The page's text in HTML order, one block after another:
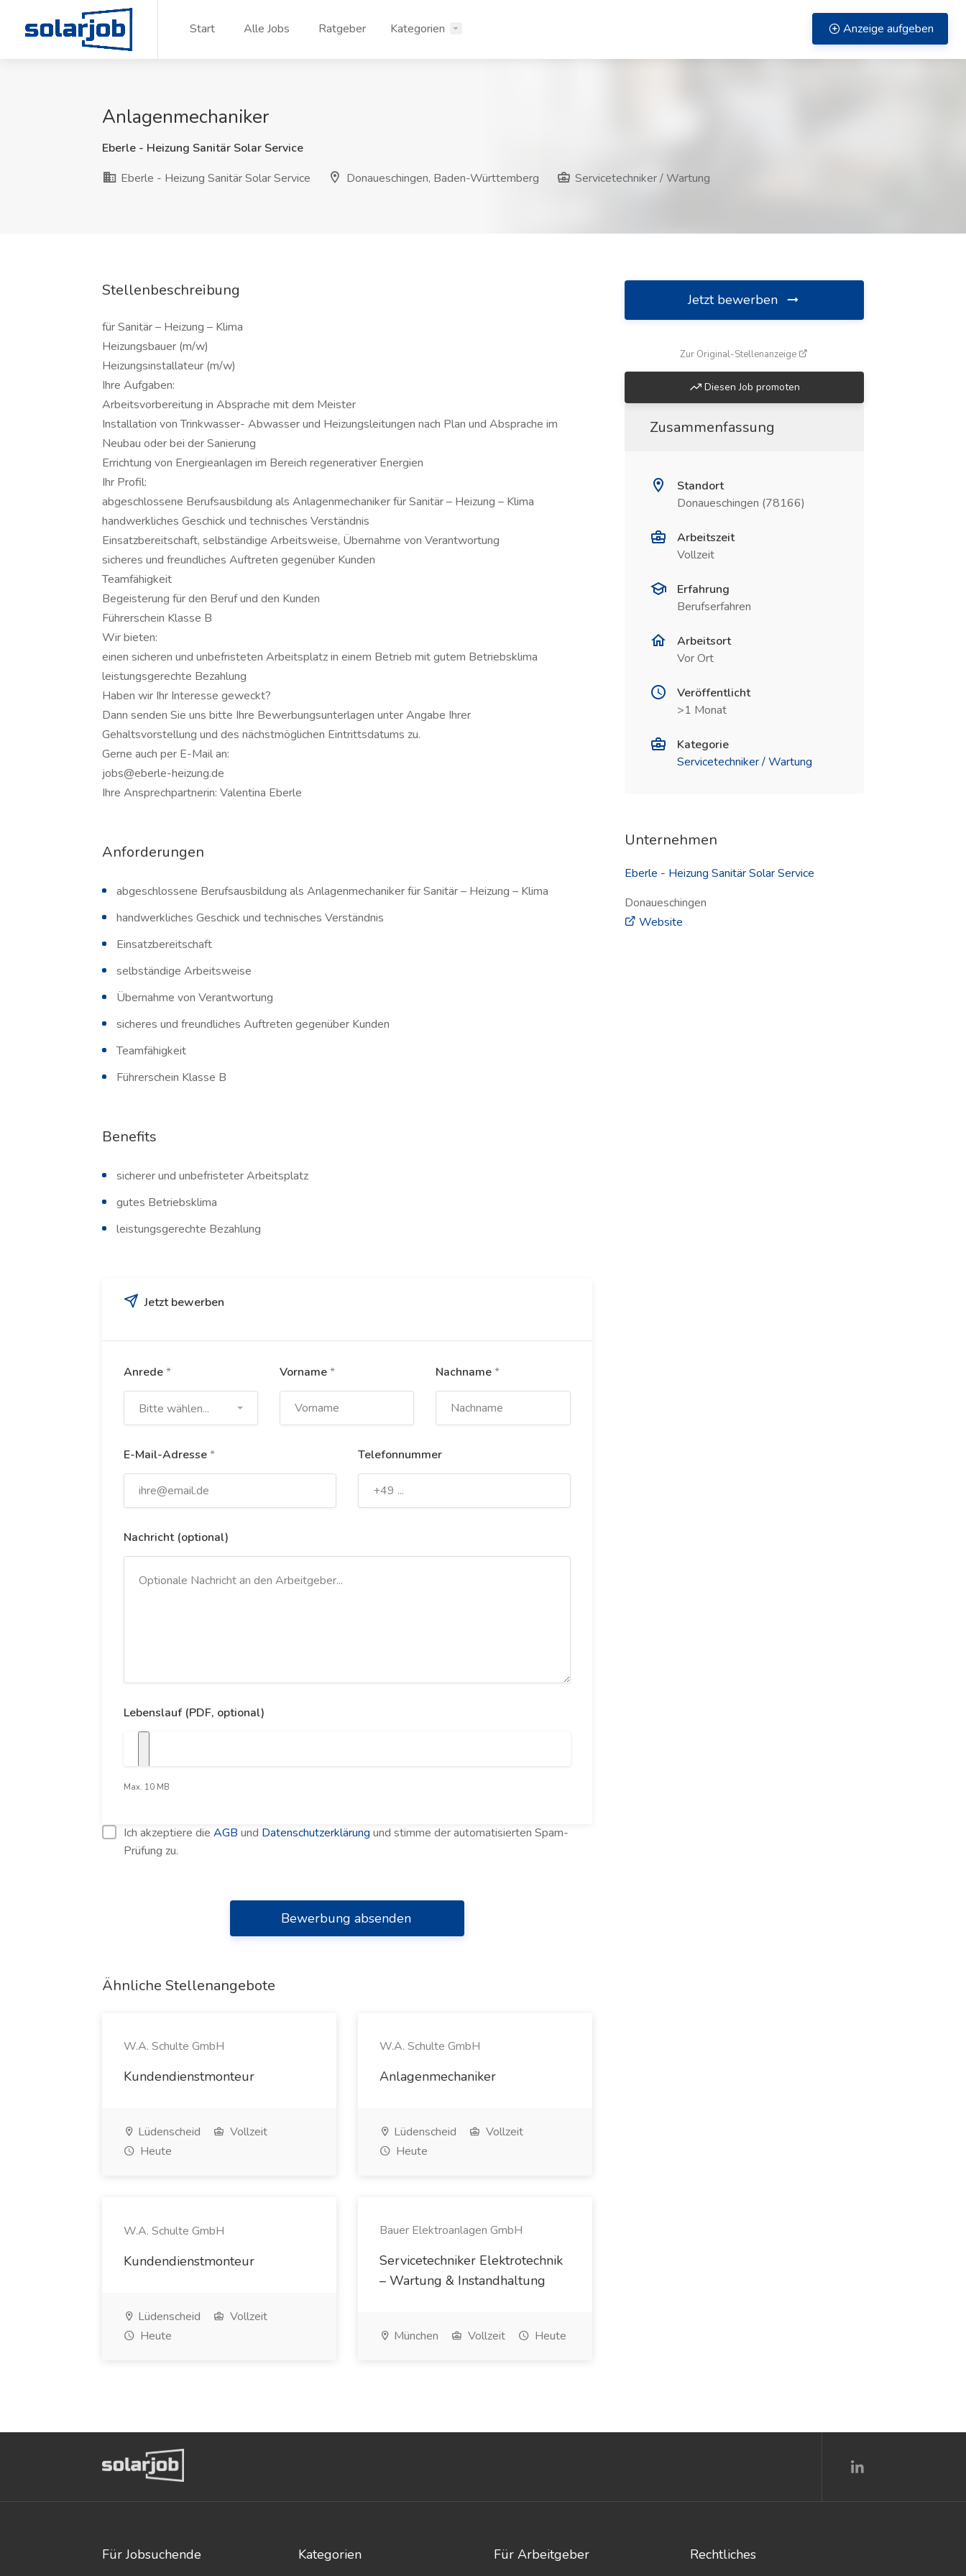
Zum Inhalt springen
Start
Alle Jobs Ratgeber Kategorien Anzeige aufgeben
Anlagenmechaniker
Eberle - Heizung Sanitär Solar Service
Eberle - Heizung Sanitär Solar Service
Donaueschingen, Baden-Württemberg Servicetechniker / Wartung
Stellenbeschreibung
für Sanitär – Heizung – Klima
Heizungsbauer (m/w)
Heizungsinstallateur (m/w)
Ihre Aufgaben:
Arbeitsvorbereitung in Absprache mit dem Meister
Installation von Trinkwasser- Abwasser und Heizungsleitungen nach Plan und Absprache im
Neubau oder bei der Sanierung
Errichtung von Energieanlagen im Bereich regenerativer Energien
Ihr Profil:
abgeschlossene Berufsausbildung als Anlagenmechaniker für Sanitär – Heizung – Klima
handwerkliches Geschick und technisches Verständnis
Einsatzbereitschaft, selbständige Arbeitsweise, Übernahme von Verantwortung
sicheres und freundliches Auftreten gegenüber Kunden
Teamfähigkeit
Begeisterung für den Beruf und den Kunden
Führerschein Klasse B
Wir bieten:
einen sicheren und unbefristeten Arbeitsplatz in einem Betrieb mit gutem Betriebsklima
leistungsgerechte Bezahlung
Haben wir Ihr Interesse geweckt?
Dann senden Sie uns bitte Ihre Bewerbungsunterlagen unter Angabe Ihrer
Gehaltsvorstellung und des nächst­mög­li­chen Eintrittsdatums zu.
Gerne auch per E-Mail an:
jobs@eberle-heizung.de
Ihre Ansprechpartnerin: Valentina Eberle
Anforderungen
abgeschlossene Berufsausbildung als Anlagenmechaniker für Sanitär – Heizung – Klima
handwerkliches Geschick und technisches Verständnis
Einsatzbereitschaft
selbständige Arbeitsweise
Übernahme von Verantwortung
sicheres und freundliches Auftreten gegenüber Kunden
Teamfähigkeit
Führerschein Klasse B
Benefits
sicherer und unbefristeter Arbeitsplatz
gutes Betriebsklima
leistungsgerechte Bezahlung
Jetzt bewerben
Anrede*
Bitte wählen...
Vorname* Nachname*
E-Mail-Adresse* Telefonnummer
Nachricht (optional)
Lebenslauf (PDF, optional)
Max. 10 MB
Ich akzeptiere die AGB und Datenschutzerklärung und stimme der automatisierten Spam-
Prüfung zu.
Bewerbung absenden
Ähnliche Stellenangebote
W.A. Schulte GmbH
Kundendienstmonteur
Lüdenscheid
Vollzeit
Heute
W.A. Schulte GmbH
Anlagenmechaniker
Lüdenscheid
Vollzeit
Heute
W.A. Schulte GmbH
Kundendienstmonteur
Lüdenscheid
Vollzeit
Heute
Bauer Elektroanlagen GmbH
Servicetechniker Elektrotechnik
– Wartung & Instandhaltung
München Vollzeit Heute
Jetzt bewerben
Zur Original-Stellenanzeige
Diesen Job promoten
Zusammenfassung
Standort
Donaueschingen (78166)
Arbeitszeit
Vollzeit
Erfahrung
Berufserfahren
Arbeitsort
Vor Ort
Veröffentlicht
>1 Monat
Kategorie
Servicetechniker / Wartung
Unternehmen
Eberle - Heizung Sanitär Solar Service
Donaueschingen
Website(öffnet in neuem Fenster)
Für Jobsuchende Kategorien Für Arbeitgeber Rechtliches